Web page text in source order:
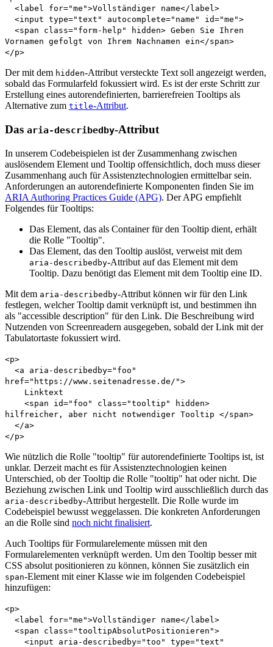
<label for="me">Vollständiger name</label>
<input type="text" autocomplete="name" id="me">
<span class="form-help" hidden> Geben Sie Ihren
Vornamen gefolgt von Ihrem Nachnamen ein</span>
</p>
Der mit dem hidden-Attribut versteckte Text soll angezeigt werden,
sobald das Formularfeld fokussiert wird. Es ist der erste Schritt zur
Erstellung eines autorendefinierten, barrierefreien Tooltips als
Alternative zum title-Attribut.
Das aria-describedby-Attribut
In unserem Codebeispielen ist der Zusammenhang zwischen
auslösendem Element und Tooltip offensichtlich, doch muss dieser
Zusammenhang auch für Assistenztechnologien ermittelbar sein.
Anforderungen an autorendefinierte Komponenten finden Sie im
ARIA Authoring Practices Guide (APG). Der APG empfiehlt
Folgendes für Tooltips:
Das Element, das als Container für den Tooltip dient, erhält
die Rolle "Tooltip".
Das Element, das den Tooltip auslöst, verweist mit dem
aria-describedby-Attribut auf das Element mit dem
Tooltip. Dazu benötigt das Element mit dem Tooltip eine ID.
Mit dem aria-describedby-Attribut können wir für den Link
festlegen, welcher Tooltip damit verknüpft ist, und bestimmen ihn
als "accessible description" für den Link. Die Beschreibung wird
Nutzenden von Screenreadern ausgegeben, sobald der Link mit der
Tabulatortaste fokussiert wird.
<p>
<a aria-describedby="foo"
href="https://www.seitenadresse.de/">
Linktext
<span id="foo" class="tooltip" hidden>
hilfreicher, aber nicht notwendiger Tooltip </span>
</a>
</p>
Wie nützlich die Rolle "tooltip" für autorendefinierte Tooltips ist, ist
unklar. Derzeit macht es für Assistenztechnologien keinen
Unterschied, ob der Tooltip die Rolle "tooltip" hat oder nicht. Die
Beziehung zwischen Link und Tooltip wird ausschließlich durch das
aria-describedby-Attribut hergestellt. Die Rolle wurde im
Codebeispiel bewusst weggelassen. Die konkreten Anforderungen
an die Rolle sind noch nicht finalisiert.
Auch Tooltips für Formularelemente müssen mit den
Formularelementen verknüpft werden. Um den Tooltip besser mit
CSS absolut positionieren zu können, können Sie zusätzlich ein
span-Element mit einer Klasse wie im folgenden Codebeispiel
hinzufügen:
<p>
<label for="me">Vollständiger name</label>
<span class="tooltipAbsolutPositionieren">
<input aria-describedby="too" type="text"